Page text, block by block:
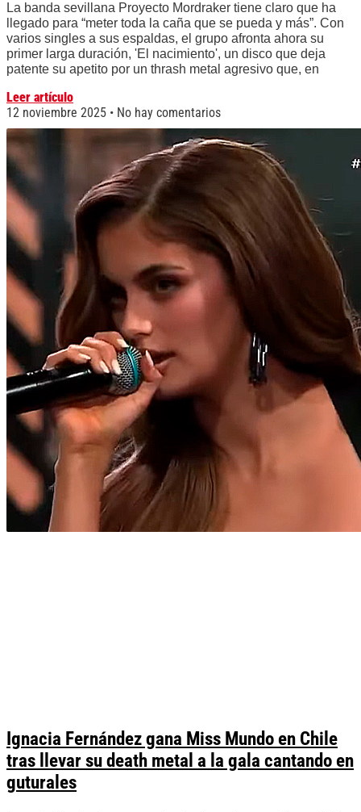
La banda sevillana Proyecto Mordraker tiene claro que ha
llegado para “meter toda la caña que se pueda y más”. Con
varios singles a sus espaldas, el grupo afronta ahora su
primer larga duración, 'El nacimiento', un disco que deja
patente su apetito por un thrash metal agresivo que, en
Leer artículo
12 noviembre 2025
No hay comentarios
Ignacia Fernández gana Miss Mundo en Chile
tras llevar su death metal a la gala cantando en
guturales